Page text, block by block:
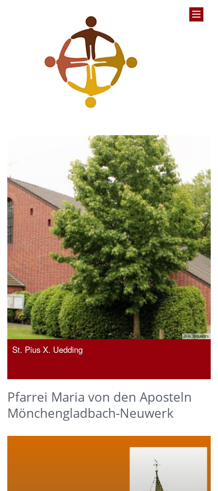
© H. Brouwers
St. Pius X. Uedding
Pfarrei Maria von den Aposteln
Mönchengladbach-Neuwerk